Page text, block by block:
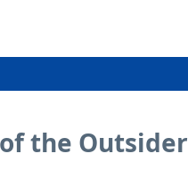
the Outsider